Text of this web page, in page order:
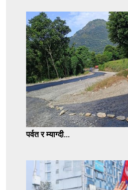
पर्वत र म्याग्दी...